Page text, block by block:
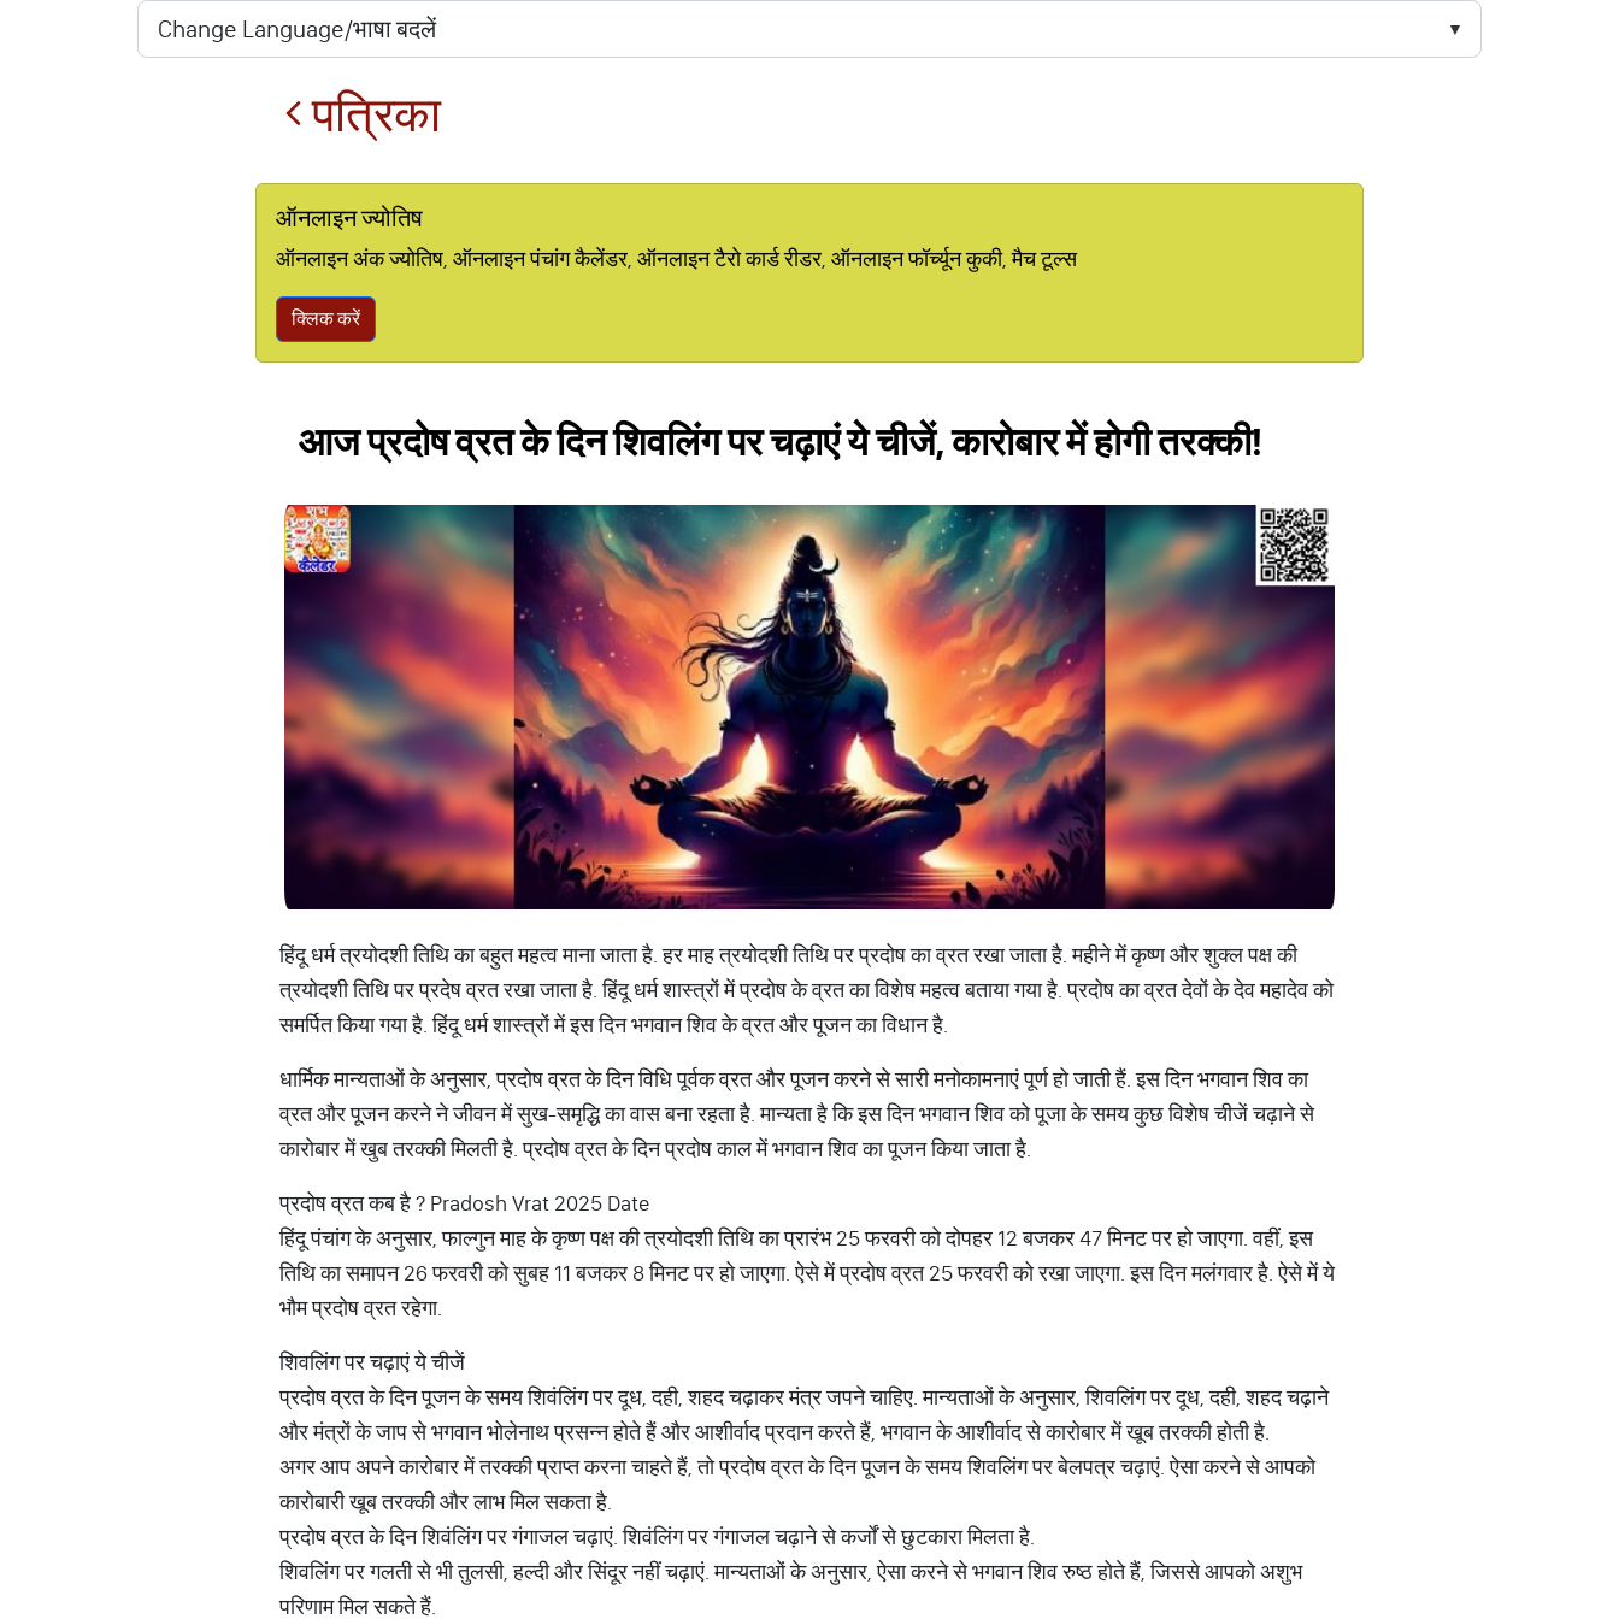
पत्रिका
ऑनलाइन ज्योतिष
ऑनलाइन अंक ज्योतिष, ऑनलाइन पंचांग कैलेंडर, ऑनलाइन टैरो कार्ड रीडर, ऑनलाइन फॉर्च्यून कुकी, मैच टूल्स
क्लिक करें
आज प्रदोष व्रत के दिन शिवलिंग पर चढ़ाएं ये चीजें, कारोबार में होगी तरक्की!
हिंदू धर्म त्रयोदशी तिथि का बहुत महत्व माना जाता है. हर माह त्रयोदशी तिथि पर प्रदोष का व्रत रखा जाता है. महीने में कृष्ण और शुक्ल पक्ष की
त्रयोदशी तिथि पर प्रदेष व्रत रखा जाता है. हिंदू धर्म शास्त्रों में प्रदोष के व्रत का विशेष महत्व बताया गया है. प्रदोष का व्रत देवों के देव महादेव को
समर्पित किया गया है. हिंदू धर्म शास्त्रों में इस दिन भगवान शिव के व्रत और पूजन का विधान है.
धार्मिक मान्यताओं के अनुसार, प्रदोष व्रत के दिन विधि पूर्वक व्रत और पूजन करने से सारी मनोकामनाएं पूर्ण हो जाती हैं. इस दिन भगवान शिव का
व्रत और पूजन करने ने जीवन में सुख-समृद्धि का वास बना रहता है. मान्यता है कि इस दिन भगवान शिव को पूजा के समय कुछ विशेष चीजें चढ़ाने से
कारोबार में खुब तरक्की मिलती है. प्रदोष व्रत के दिन प्रदोष काल में भगवान शिव का पूजन किया जाता है.
प्रदोष व्रत कब है ? Pradosh Vrat 2025 Date
हिंदू पंचांग के अनुसार, फाल्गुन माह के कृष्ण पक्ष की त्रयोदशी तिथि का प्रारंभ 25 फरवरी को दोपहर 12 बजकर 47 मिनट पर हो जाएगा. वहीं, इस
तिथि का समापन 26 फरवरी को सुबह 11 बजकर 8 मिनट पर हो जाएगा. ऐसे में प्रदोष व्रत 25 फरवरी को रखा जाएगा. इस दिन मलंगवार है. ऐसे में ये
भौम प्रदोष व्रत रहेगा.
शिवलिंग पर चढ़ाएं ये चीजें
प्रदोष व्रत के दिन पूजन के समय शिवंलिंग पर दूध, दही, शहद चढ़ाकर मंत्र जपने चाहिए. मान्यताओं के अनुसार, शिवलिंग पर दूध, दही, शहद चढ़ाने
और मंत्रों के जाप से भगवान भोलेनाथ प्रसन्न होते हैं और आशीर्वाद प्रदान करते हैं, भगवान के आशीर्वाद से कारोबार में खूब तरक्की होती है.
अगर आप अपने कारोबार में तरक्की प्राप्त करना चाहते हैं, तो प्रदोष व्रत के दिन पूजन के समय शिवलिंग पर बेलपत्र चढ़ाएं. ऐसा करने से आपको
कारोबारी खूब तरक्की और लाभ मिल सकता है.
प्रदोष व्रत के दिन शिवंलिंग पर गंगाजल चढ़ाएं. शिवंलिंग पर गंगाजल चढ़ाने से कर्जों से छुटकारा मिलता है.
शिवलिंग पर गलती से भी तुलसी, हल्दी और सिंदूर नहीं चढ़ाएं. मान्यताओं के अनुसार, ऐसा करने से भगवान शिव रुष्ठ होते हैं, जिससे आपको अशुभ
परिणाम मिल सकते हैं.